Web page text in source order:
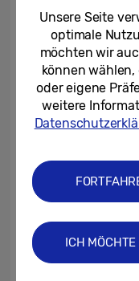
Schnelle
durch Motion
möglich.
Object-
Surround-
„Immer mehr
Kauf eines
End-
Unsere Seite
optimale
möchten wir
können wählen,
oder eigene
weitere
ICH MÖCHTE